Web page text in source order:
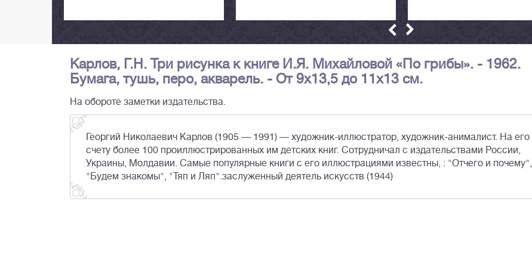
Карлов, Г.Н. Три рисунка к книге И.Я. Михайловой «По грибы». - 1962.
Бумага, тушь, перо, акварель. - От 9х13,5 до 11х13 см.
На обороте заметки издательства.
Георгий Николаевич Карлов (1905 — 1991) — художник-иллюстратор, художник-анималист. На его
счету более 100 проиллюстрированных им детских книг. Сотрудничал с издательствами России,
Украины, Молдавии. Самые популярные книги с его иллюстрациями известны, : "Отчего и почему",
"Будем знакомы", "Тяп и Ляп".заслуженный деятель искусств (1944)